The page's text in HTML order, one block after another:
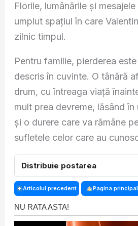
Florile, lumânările și
umplut spațiul în care
zilnic timpul.
Pentru familie, pierderea
descris în cuvinte. O tânără
drum, cu întreaga viață
mult prea devreme, lăsând în
și o durere care va rămâne
sufletele celor care au
Distribuie postarea
Articolul precedent Pagina